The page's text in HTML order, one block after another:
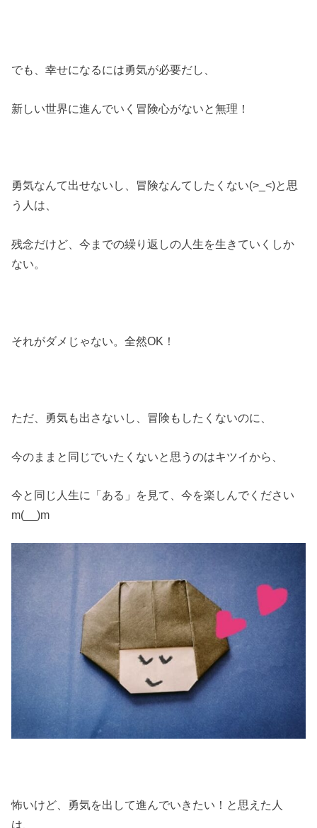
でも、幸せになるには勇気が必要だし、
新しい世界に進んでいく冒険心がないと無理！
勇気なんて出せないし、冒険なんてしたくない(>_<)と思
う人は、
残念だけど、今までの繰り返しの人生を生きていくしか
ない。
それがダメじゃない。全然OK！
ただ、勇気も出さないし、冒険もしたくないのに、
今のままと同じでいたくないと思うのはキツイから、
今と同じ人生に「ある」を見て、今を楽しんでください
m(__)m
怖いけど、勇気を出して進んでいきたい！と思えた人
は、